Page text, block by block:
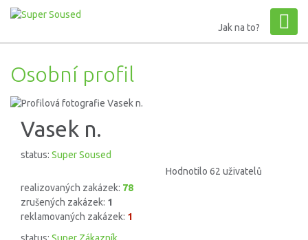
Jak na to?
Osobní profil
Vasek n.
status: Super Soused
Hodnotilo 62 uživatelů
realizovaných zakázek: 78
zrušených zakázek: 1
reklamovaných zakázek: 1